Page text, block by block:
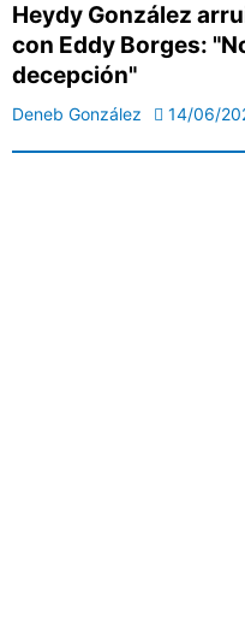
Heydy González
con Eddy Borges:
decepción"
Deneb González 14/06/